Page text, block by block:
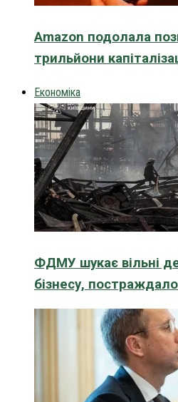
Amazon подолала
трильйони
Економіка
ФДМУ шукає вільні
бізнесу,